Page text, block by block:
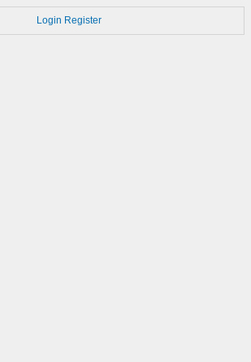
Login Register